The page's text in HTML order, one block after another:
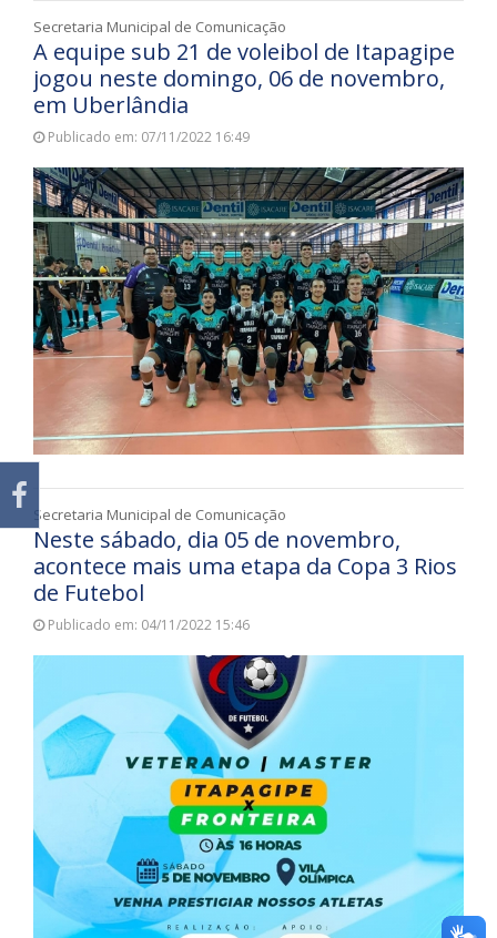
Secretaria Municipal de Comunicação
A equipe sub 21 de voleibol de Itapagipe
jogou neste domingo, 06 de novembro,
em Uberlândia
Publicado em: 07/11/2022 16:49
Secretaria Municipal de Comunicação
Neste sábado, dia 05 de novembro,
acontece mais uma etapa da Copa 3 Rios
de Futebol
Publicado em: 04/11/2022 15:46